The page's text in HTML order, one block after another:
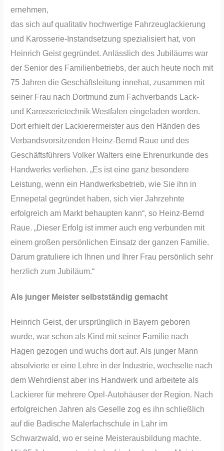
ernehmen,
das sich auf qualitativ hochwertige Fahrzeuglackierung
und Karosserie-Instandsetzung spezialisiert hat, von
Heinrich Geist gegründet. Anlässlich des Jubiläums war
der Senior des Familienbetriebs, der auch heute noch mit
75 Jahren die Geschäftsleitung innehat, zusammen mit
seiner Frau nach Dortmund zum Fachverbands Lack-
und Karosserietechnik Westfalen eingeladen worden.
Dort erhielt der Lackierermeister aus den Händen des
Verbandsvorsitzenden Heinz-Bernd Raue und des
Geschäftsführers Volker Walters eine Ehrenurkunde des
Handwerks verliehen. „Es ist eine ganz besondere
Leistung, wenn ein Handwerksbetrieb, wie Sie ihn in
Ennepetal gegründet haben, sich vier Jahrzehnte
erfolgreich am Markt behaupten kann“, so Heinz-Bernd
Raue. „Dieser Erfolg ist immer auch eng verbunden mit
einem großen persönlichen Einsatz der ganzen Familie.
Darum gratuliere ich Ihnen und Ihrer Frau persönlich sehr
herzlich zum Jubiläum.“
Als junger Meister selbstständig gemacht
Heinrich Geist, der ursprünglich in Bayern geboren
wurde, war schon als Kind mit seiner Familie nach
Hagen gezogen und wuchs dort auf. Als junger Mann
absolvierte er eine Lehre in der Industrie, wechselte nach
dem Wehrdienst aber ins Handwerk und arbeitete als
Lackierer für mehrere Opel-Autohäuser der Region. Nach
erfolgreichen Jahren als Geselle zog es ihn schließlich
auf die Badische Malerfachschule in Lahr im
Schwarzwald, wo er seine Meisterausbildung machte.